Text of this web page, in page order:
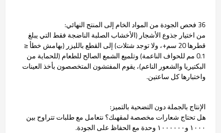
36 فحص الجودة من المواد الخام إلى المنتج النهائي:
من اختيار جذوع الأشجار (الأخشاب الصلبة الناضجة فقط التي يبلغ
قطرها 20 سم+، ولا توجد شتلات) إلى القطع بالليزر (بهامش خطأ ≤
0.1 مم للحواف الناعمة) وتلميع الشمع الصالح للطعام (للحماية من
البكتيريا والشعور الناعم)، يقوم المفتشون المتخصصون بأخذ العينات
واختبارها كل ساعتين.
الإنتاج بالجملة دون التضحية بالتميز:
هل تحتاج شعارات مخصصة لمقهىك؟ نتعامل مع طلبات تتراوح بين
١٠٠٠ و١٠٠٠٠٠٠ وحدة مع الحفاظ على الجودة.